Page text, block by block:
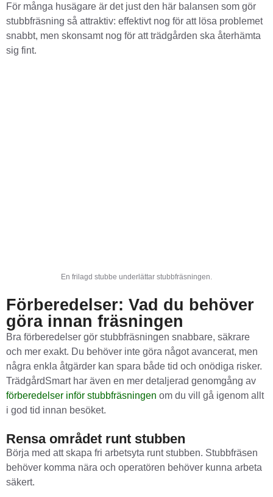
För många husägare är det just den här balansen som gör
stubbfräsning så attraktiv: effektivt nog för att lösa problemet
snabbt, men skonsamt nog för att trädgården ska återhämta
sig fint.
En frilagd stubbe underlättar stubbfräsningen.
Förberedelser: Vad du behöver
göra innan fräsningen
Bra förberedelser gör stubbfräsningen snabbare, säkrare
och mer exakt. Du behöver inte göra något avancerat, men
några enkla åtgärder kan spara både tid och onödiga risker.
TrädgårdSmart har även en mer detaljerad genomgång av
förberedelser inför stubbfräsningen om du vill gå igenom allt
i god tid innan besöket.
Rensa området runt stubben
Börja med att skapa fri arbetsyta runt stubben. Stubbfräsen
behöver komma nära och operatören behöver kunna arbeta
säkert.